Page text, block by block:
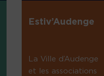
Estiv’Audenge
La Ville d’Audenge
et les associations